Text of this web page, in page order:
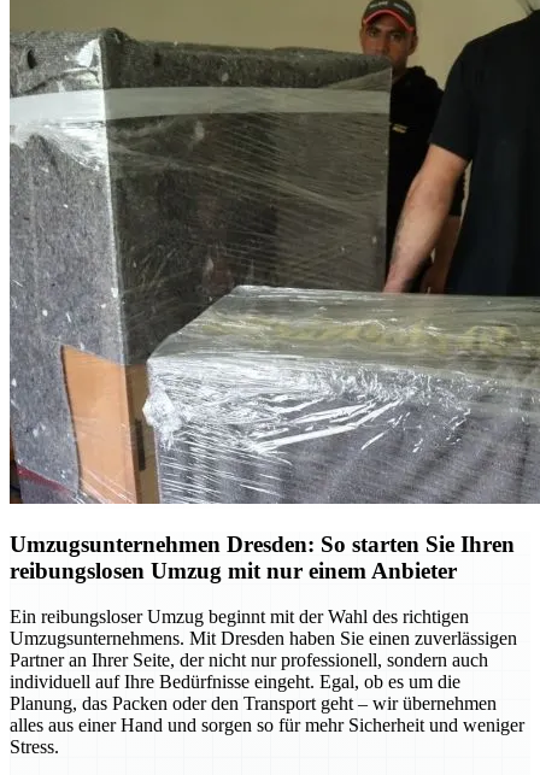
Umzugsunternehmen Dresden: So starten Sie Ihren
reibungslosen Umzug mit nur einem Anbieter
Ein reibungsloser Umzug beginnt mit der Wahl des richtigen
Umzugsunternehmens. Mit Dresden haben Sie einen zuverlässigen
Partner an Ihrer Seite, der nicht nur professionell, sondern auch
individuell auf Ihre Bedürfnisse eingeht. Egal, ob es um die
Planung, das Packen oder den Transport geht – wir übernehmen
alles aus einer Hand und sorgen so für mehr Sicherheit und weniger
Stress.